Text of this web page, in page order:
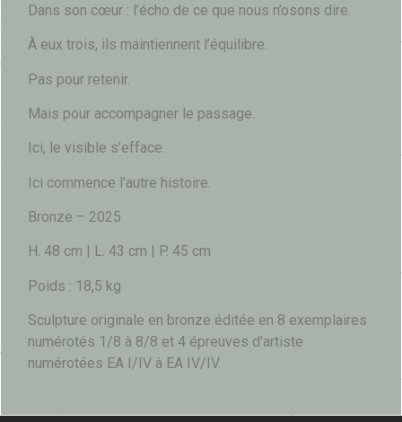
Dans son cœur : l’écho de ce que nous n’osons dire.
À eux trois, ils maintiennent l’équilibre.
Pas pour retenir.
Mais pour accompagner le passage.
Ici, le visible s’efface.
Ici commence l’autre histoire.
Bronze – 2025
H. 48 cm | L. 43 cm | P. 45 cm
Poids : 18,5 kg
Sculpture originale en bronze éditée en 8 exemplaires
numérotés 1/8 à 8/8 et 4 épreuves d’artiste
numérotées EA I/IV à EA IV/IV.